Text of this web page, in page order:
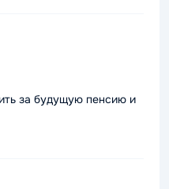
за будущую пенсию и